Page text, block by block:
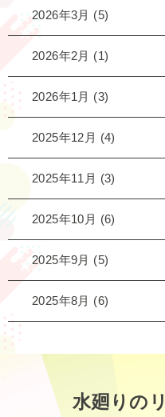
2026年3月 (5)
2026年2月 (1)
2026年1月 (3)
2025年12月 (4)
2025年11月 (3)
2025年10月 (6)
2025年9月 (5)
2025年8月 (6)
水廻りの